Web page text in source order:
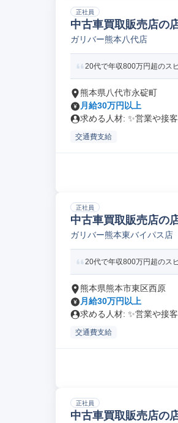
正社員
中古車買取販売店の
ガリバー熊本八代店
20代で年収800万円超のス
熊本県八代市永碇町
月給30万円以上
求める人材: ✨️営業や接
交通費支給
正社員
中古車買取販売店の
ガリバー熊本東バイパス店
20代で年収800万円超のス
熊本県熊本市東区西原
月給30万円以上
求める人材: ✨️営業や接
交通費支給
正社員
中古車買取販売店の